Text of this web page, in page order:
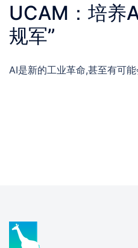
UCAM：培养
规军”
AI是新的工业革命,甚至有可